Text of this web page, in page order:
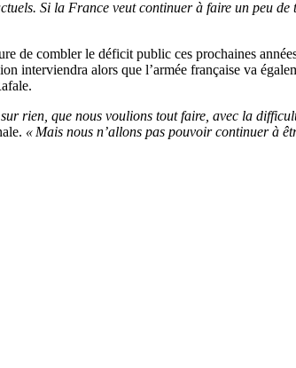
Si la France veut continuer à faire un peu de
de combler le déficit public ces prochaines
interviendra alors que l’armée française va
rien, que nous voulions tout faire, avec la
« Mais nous n’allons pas pouvoir continuer à